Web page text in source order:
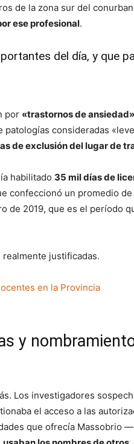
de la zona sur del
ese profesional.
del día, y que
por «trastornos de
patologías consideradas
de exclusión del lugar de
habilitado 35 mil días de
confeccionó un promedio
de 2019, que es el período
justificadas.
y
Los investigadores
el acceso a las
que ofrecía Massobrio